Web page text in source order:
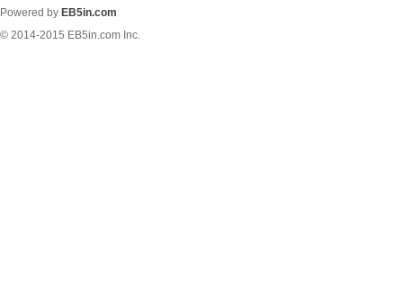
Powered by EB5in.com
© 2014-2015 EB5in.com Inc.